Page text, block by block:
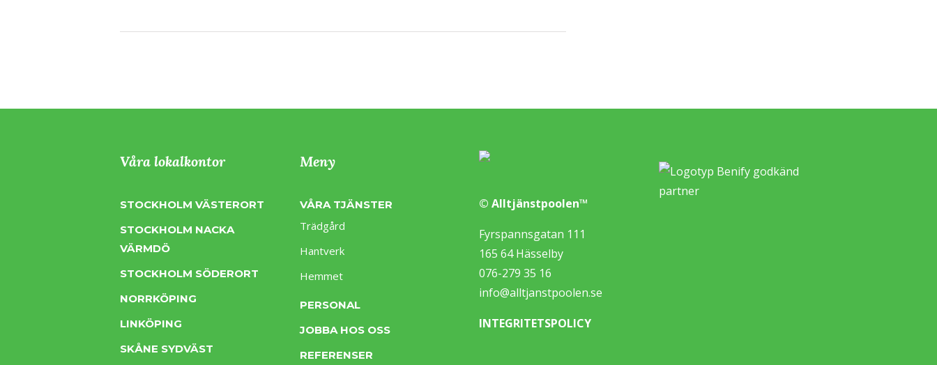
Våra lokalkontor
STOCKHOLM VÄSTERORT
STOCKHOLM NACKA
VÄRMDÖ
STOCKHOLM SÖDERORT
NORRKÖPING
LINKÖPING
SKÅNE SYDVÄST
Meny
VÅRA TJÄNSTER
Trädgård
Hantverk
Hemmet
PERSONAL
JOBBA HOS OSS
REFERENSER
© Alltjänstpoolen™
Fyrspannsgatan 111
165 64 Hässelby
076-279 35 16
info@alltjanstpoolen.se
INTEGRITETSPOLICY